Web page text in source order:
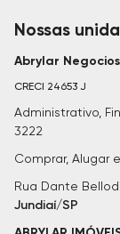
Nossas
Abrylar Negocios
CRECI 24653 J
Administrativo,
3222
Comprar, Alugar
Rua Dante
Jundiaí/SP